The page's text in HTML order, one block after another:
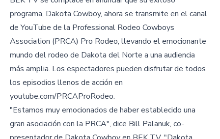
programa, Dakota Cowboy, ahora se transmite en el canal
de YouTube de la Professional Rodeo Cowboys
Association (PRCA) Pro Rodeo, llevando el emocionante
mundo del rodeo de Dakota del Norte a una audiencia
más amplia. Los espectadores pueden disfrutar de todos
los episodios llenos de acción en
youtube.com/PRCAProRodeo.
"Estamos muy emocionados de haber establecido una
gran asociación con la PRCA", dice Bill Palanuk, co-